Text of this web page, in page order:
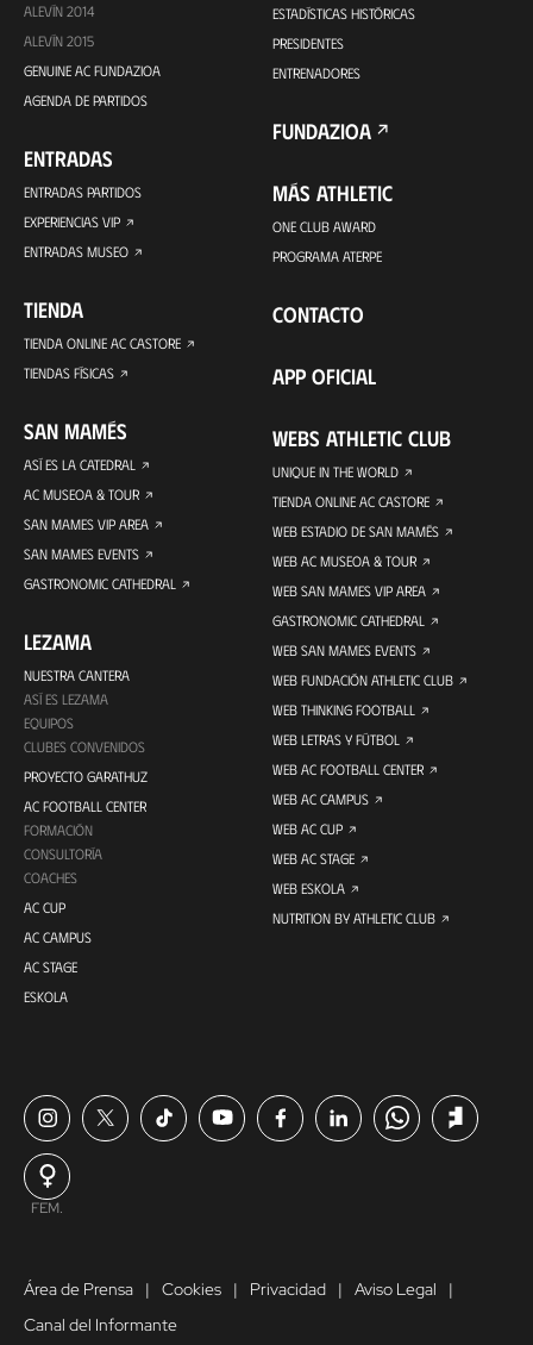
ALEVÍN 2014
ALEVÍN 2015
GENUINE AC FUNDAZIOA
AGENDA DE PARTIDOS
ENTRADAS
ENTRADAS PARTIDOS
EXPERIENCIAS VIP
ENTRADAS MUSEO
TIENDA
TIENDA ONLINE AC CASTORE
TIENDAS FÍSICAS
SAN MAMÉS
ASÍ ES LA CATEDRAL
AC MUSEOA & TOUR
SAN MAMES VIP AREA
SAN MAMES EVENTS
GASTRONOMIC CATHEDRAL
LEZAMA
NUESTRA CANTERA
ASÍ ES LEZAMA
EQUIPOS
CLUBES CONVENIDOS
PROYECTO GARATHUZ
AC FOOTBALL CENTER
FORMACIÓN
CONSULTORÍA
COACHES
AC CUP
AC CAMPUS
AC STAGE
ESKOLA
ESTADÍSTICAS HISTÓRICAS
PRESIDENTES
ENTRENADORES
FUNDAZIOA
MÁS ATHLETIC
ONE CLUB AWARD
PROGRAMA ATERPE
CONTACTO
APP OFICIAL
WEBS ATHLETIC CLUB
UNIQUE IN THE WORLD
TIENDA ONLINE AC CASTORE
WEB ESTADIO DE SAN MAMÉS
WEB AC MUSEOA & TOUR
WEB SAN MAMES VIP AREA
GASTRONOMIC CATHEDRAL
WEB SAN MAMES EVENTS
WEB FUNDACIÓN ATHLETIC CLUB
WEB THINKING FOOTBALL
WEB LETRAS Y FÚTBOL
WEB AC FOOTBALL CENTER
WEB AC CAMPUS
WEB AC CUP
WEB AC STAGE
WEB ESKOLA
NUTRITION BY ATHLETIC CLUB
FEM.
Área de Prensa Cookies Privacidad
Aviso Legal
Canal del Informante